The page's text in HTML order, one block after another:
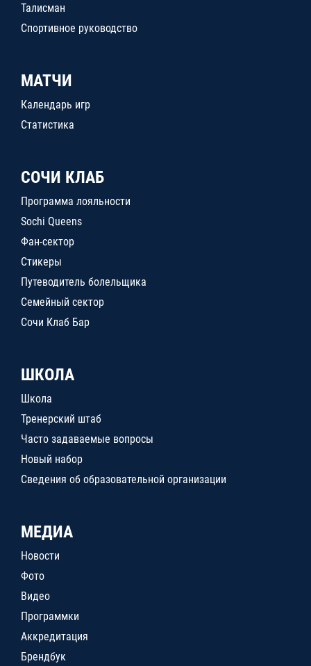
Талисман
Спортивное руководство
МАТЧИ
Календарь игр
Статистика
СОЧИ КЛАБ
Программа лояльности
Sochi Queens
Фан-сектор
Стикеры
Путеводитель болельщика
Семейный сектор
Сочи Клаб Бар
ШКОЛА
Школа
Тренерский штаб
Часто задаваемые вопросы
Новый набор
Сведения об образовательной организации
МЕДИА
Новости
Фото
Видео
Программки
Аккредитация
Брендбук